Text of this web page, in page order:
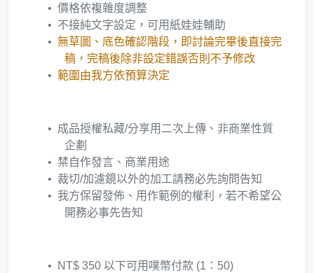
價格依複雜度調整
不接純文字設定，可用紙娃娃輔助
無草圖、底色確認階段，即討論完畢後直接完
稿，完稿後除非設定錯誤否則不予修改
範圍由我方依預算決定
成品授權私藏/分享用二次上傳、非商業性質
企劃
禁自作發言、商業用途
裁切/加濾鏡以外的加工請務必先詢問告知
我方保留發佈、用作範例的權利，若不希望公
開務必事先告知
NT$ 350 以下可用噗幣付款 (1：50)